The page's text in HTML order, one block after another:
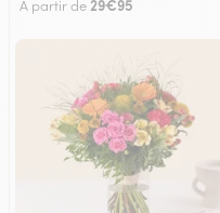
À partir de29€95